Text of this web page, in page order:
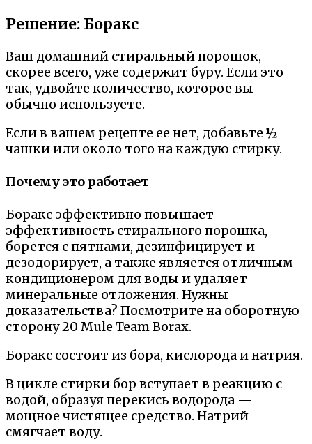
Решение: Боракс
Ваш домашний стиральный порошок,
скорее всего, уже содержит буру. Если это
так, удвойте количество, которое вы
обычно используете.
Если в вашем рецепте ее нет, добавьте ½
чашки или около того на каждую стирку.
Почему это работает
Боракс эффективно повышает
эффективность стирального порошка,
борется с пятнами, дезинфицирует и
дезодорирует, а также является отличным
кондиционером для воды и удаляет
минеральные отложения. Нужны
доказательства? Посмотрите на оборотную
сторону 20 Mule Team Borax.
Боракс состоит из бора, кислорода и натрия.
В цикле стирки бор вступает в реакцию с
водой, образуя перекись водорода —
мощное чистящее средство. Натрий
смягчает воду.